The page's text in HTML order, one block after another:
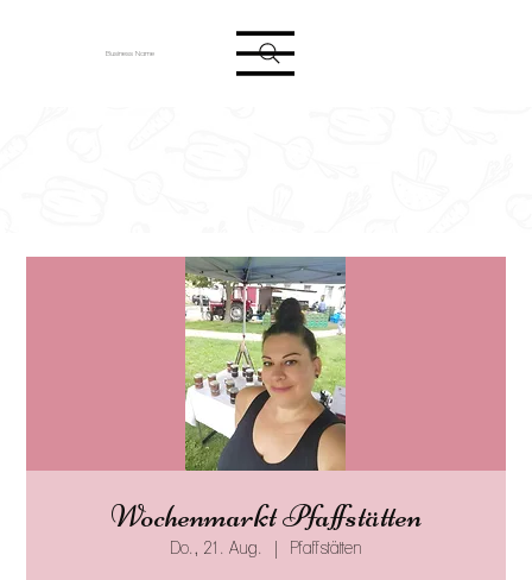
Business Name
Wochenmarkt Pfaffstätten
Do., 21. Aug. Pfaffstätten